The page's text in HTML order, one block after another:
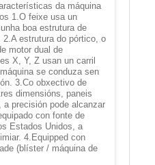
da máquina
1.O feixe usa un
boa estrutura de
estrutura do pórtico, o
motor dual de
X, Y, Z usan un carril
se conduza sen
3.Co obxectivo de
dimensións, paneis
precisión pode alcanzar
con fonte de
Estados Unidos, a
4.Equipped con
(blíster / máquina de